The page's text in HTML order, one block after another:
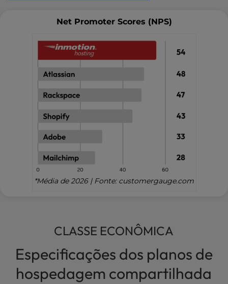
Net Promoter Scores (NPS)
*Média de 2026 | Fonte: customergauge.com
CLASSE ECONÔMICA
Especificações dos planos de
hospedagem compartilhada